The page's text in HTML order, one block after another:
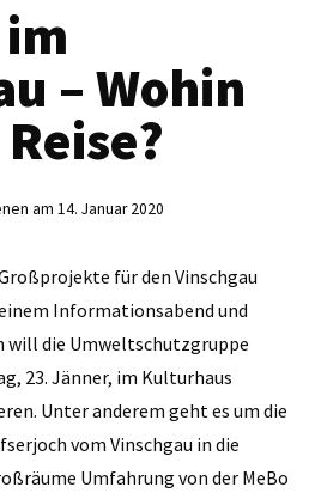
– Wohin
am 14. Januar 2020
für den Vinschgau
Informationsabend und
will die Umweltschutzgruppe
23. Jänner, im Kulturhaus
Unter anderem geht es um die
vom Vinschgau in die
Umfahrung von der MeBo